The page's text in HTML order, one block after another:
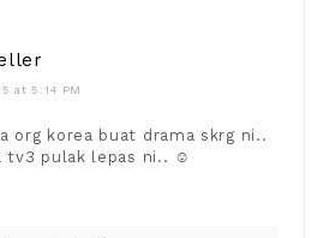
at 5:14 PM
org korea buat drama skrg ni..
tv3 pulak lepas ni.. ☺️